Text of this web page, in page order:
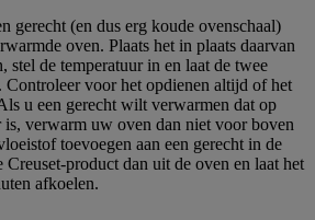
gerecht (en dus erg koude ovenschaal)
oven. Plaats het in plaats daarvan
stel de temperatuur in en laat de twee
Controleer voor het opdienen altijd of het
u een gerecht wilt verwarmen dat op
is, verwarm uw oven dan niet voor boven
toevoegen aan een gerecht in de
Creuset-product dan uit de oven en laat het
afkoelen.